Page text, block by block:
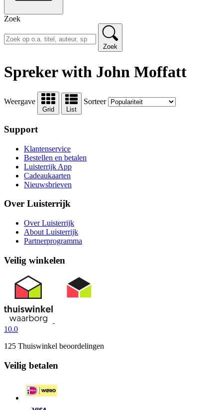
Zoek
Zoek
Spreker with John Moffatt
Weergave
Grid List
Sorteer
Support
Klantenservice
Bestellen en betalen
Luisterrijk App
Cadeaukaarten
Nieuwsbrieven
Over Luisterrijk
Over Luisterrijk
About Luisterrijk
Partnerprogramma
Veilig winkelen
10.0
125 Thuiswinkel beoordelingen
Veilig betalen